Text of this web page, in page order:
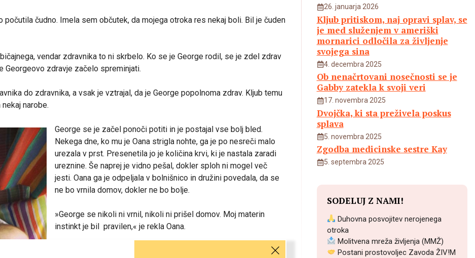
čudno. Imela sem občutek, da mojega otroka res nekaj boli. Bil je čuden
vendar zdravnika to ni skrbelo. Ko se je George rodil, se je zdel zdrav
Georgeovo zdravje začelo spreminjati.
do zdravnika, a vsak je vztrajal, da je George popolnoma zdrav. Kljub temu
narobe.
George se je začel ponoči potiti in je postajal vse bolj bled.
Nekega dne, ko mu je Oana strigla nohte, ga je po nesreči malo
urezala v prst. Presenetila jo je količina krvi, ki je nastala zaradi
ureznine. Še naprej je vidno pešal, dokler sploh ni mogel več
jesti. Oana ga je odpeljala v bolnišnico in družini povedala, da se
ne bo vrnila domov, dokler ne bo bolje.
»George se nikoli ni vrnil, nikoli ni prišel domov. Moj materin
instinkt je bil pravilen,« je rekla Oana.
Testi so pokazali, da je imel George akutno megakarioblastno
26. januarja 2026
Kljub pritiskom, naj opravi splav, se
je med služenjem v ameriški
mornarici odločila za življenje
svojega sina
4. decembra 2025
Ob nenačrtovani nosečnosti se je
Gabby zatekla k svoji veri
17. novembra 2025
Dvojčka, ki sta preživela poskus
splava
5. novembra 2025
Zgodba medicinske sestre Kay
5. septembra 2025
SODELUJ Z NAMI!
Duhovna posvojitev nerojenega
otroka
Molitvena mreža življenja (MMŽ)
Postani prostovoljec Zavoda ŽIV!M